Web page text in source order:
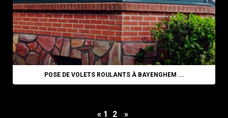
POSE DE VOLETS ROULANTS À BAYENGHEM ...
« 1 2 »